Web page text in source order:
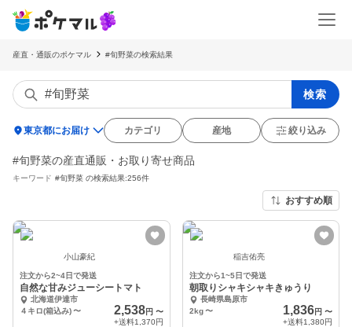
産直・通販のポケマル #旬野菜の検索結果
検索
location_on東京都にお届け カテゴリ 産地 絞り込み
#旬野菜の産直通販・お取り寄せ商品
キーワード #旬野菜 の検索結果:256件
おすすめ順
小山豪紀
注文から2~4日で発送
自然な甘みジューシートマト
北海道伊達市
４キロ(箱込み)〜 2,538円 〜
+送料1,370円
稲吉佑亮
注文から1~5日で発送
朝取りシャキシャキきゅうり
長崎県島原市
2kg 〜 1,836円 〜
+送料1,380円